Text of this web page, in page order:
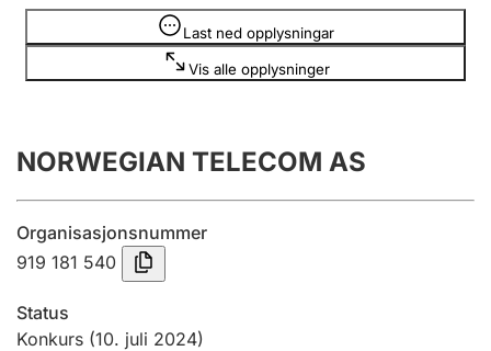
Registrere, endre, slette
Årsrekneskap
Innsending og forseinkingsgebyr
Tinglysing
Last ned opplysningar
Vis alle opplysninger
Opplysninger er skjult
NORWEGIAN TELECOM AS
Organisasjonsnummer
919 181 540
Status
Konkurs (10. juli 2024)